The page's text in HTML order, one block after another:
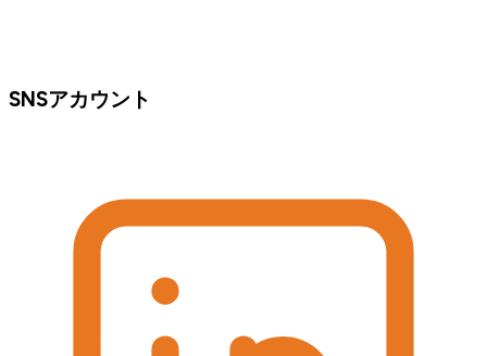
SNSアカウント